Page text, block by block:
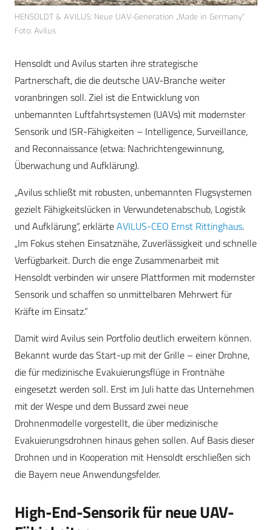
HENSOLDT & AVILUS: Neue UAV-Generation „Made in Germany“
Foto: Avilus
Hensoldt und Avilus starten ihre strategische
Partnerschaft, die die deutsche UAV-Branche weiter
voranbringen soll. Ziel ist die Entwicklung von
unbemannten Luftfahrtsystemen (UAVs) mit modernster
Sensorik und ISR-Fähigkeiten – Intelligence, Surveillance,
and Reconnaissance (etwa: Nachrichtengewinnung,
Überwachung und Aufklärung).
„Avilus schließt mit robusten, unbemannten Flugsystemen
gezielt Fähigkeitslücken in Verwundetenabschub, Logistik
und Aufklärung“, erklärteAVILUS-CEO Ernst Rittinghaus.
„Im Fokus stehen Einsatznähe, Zuverlässigkeit und schnelle
Verfügbarkeit. Durch die enge Zusammenarbeit mit
Hensoldt verbinden wir unsere Plattformen mit modernster
Sensorik und schaffen so unmittelbaren Mehrwert für
Kräfte im Einsatz.“
Damit wird Avilus sein Portfolio deutlich erweitern können.
Bekannt wurde das Start-up mit der Grille – einer Drohne,
die für medizinische Evakuierungsflüge in Frontnähe
eingesetzt werden soll. Erst im Juli hatte das Unternehmen
mit der Wespe und dem Bussard zwei neue
Drohnenmodelle vorgestellt, die über medizinische
Evakuierungsdrohnen hinaus gehen sollen. Auf Basis dieser
Drohnen und in Kooperation mit Hensoldt erschließen sich
die Bayern neue Anwendungsfelder.
High-End-Sensorik für neue UAV-